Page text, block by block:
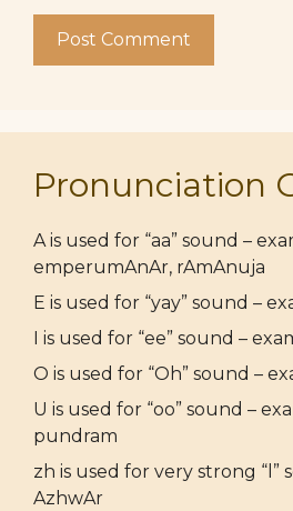
Pronunciation
A is used for “aa” sound –
emperumAnAr, rAmAnuja
E is used for “yay” sound –
I is used for “ee” sound –
O is used for “Oh” sound –
U is used for “oo” sound –
pundram
zh is used for very strong “l”
AzhwAr